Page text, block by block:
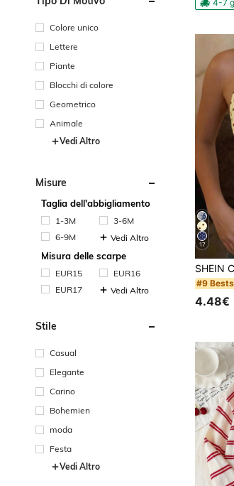
Colore unico
Lettere
Piante
Blocchi di colore
Geometrico
Animale
Vedi Altro
Misure
Taglia dell'abbigliamento
1-3M
3-6M
6-9M
Vedi Altro
Misura delle scarpe
EUR15
EUR16
EUR17
Vedi Altro
Stile
Casual
Elegante
Carino
Bohemien
moda
Festa
Vedi Altro
4-7
17
#9
4.48€